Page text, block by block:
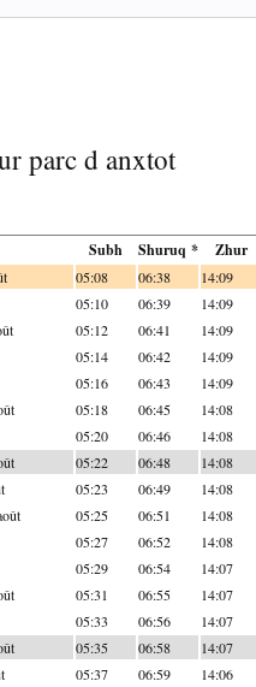
parc d anxtot
Subh Shuruq * Zhur
05:08 06:38 14:09
05:10 06:39 14:09
05:12 06:41 14:09
05:14 06:42 14:09
05:16 06:43 14:09
05:18 06:45 14:08
05:20 06:46 14:08
05:22 06:48 14:08
05:23 06:49 14:08
05:25 06:51 14:08
05:27 06:52 14:08
05:29 06:54 14:07
05:31 06:55 14:07
05:33 06:56 14:07
05:35 06:58 14:07
05:37 06:59 14:06